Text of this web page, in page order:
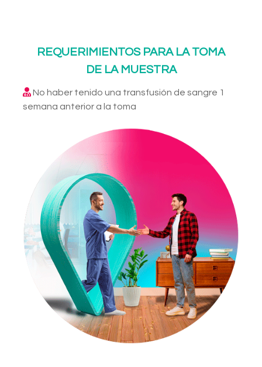
REQUERIMIENTOS PARA LA TOMA
DE LA MUESTRA
No haber tenido una transfusión de sangre 1
semana anterior a la toma